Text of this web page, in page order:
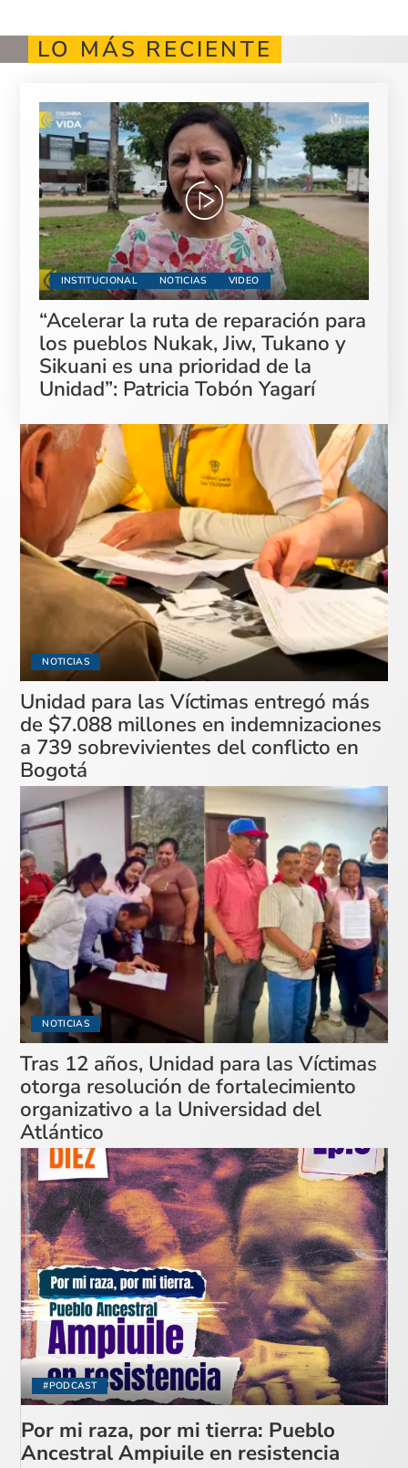
LO MÁS RECIENTE
INSTITUCIONAL NOTICIAS VIDEO
“Acelerar la ruta de reparación para
los pueblos Nukak, Jiw, Tukano y
Sikuani es una prioridad de la
Unidad”: Patricia Tobón Yagarí
NOTICIAS
Unidad para las Víctimas entregó más
de $7.088 millones en indemnizaciones
a 739 sobrevivientes del conflicto en
Bogotá
NOTICIAS
Tras 12 años, Unidad para las Víctimas
otorga resolución de fortalecimiento
organizativo a la Universidad del
Atlántico
#PODCAST
Por mi raza, por mi tierra: Pueblo
Ancestral Ampiuile en resistencia